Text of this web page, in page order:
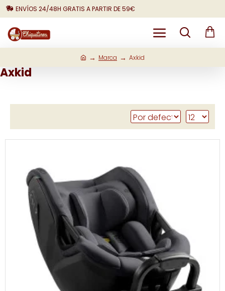
ENVÍOS 24/48H GRATIS A PARTIR DE 59€
Marca Axkid
Axkid